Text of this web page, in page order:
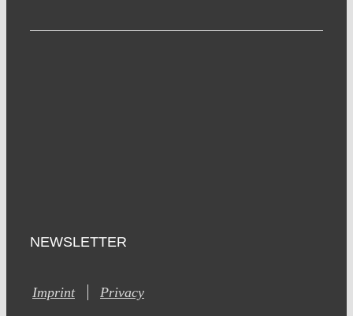
NEWSLETTER
Imprint Privacy